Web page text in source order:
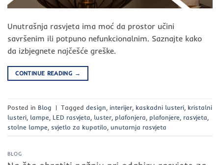
Unutrašnja rasvjeta ima moć da prostor učini
savršenim ili potpuno nefunkcionalnim. Saznajte kako
da izbjegnete najčešće greške.
CONTINUE READING →
Posted in Blog | Tagged design, interijer, kaskadni lusteri, kristalni
lusteri, lampe, LED rasvjeta, luster, plafonjera, plafonjere, rasvjeta,
stolne lampe, svjetlo za kupatilo, unutarnja rasvjeta
BLOG